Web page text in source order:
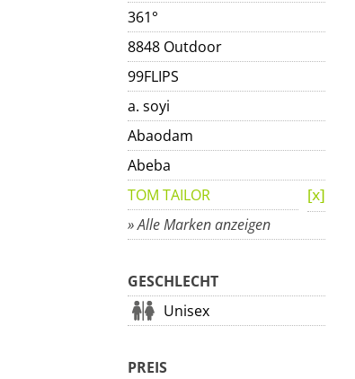
361°
8848 Outdoor
99FLIPS
a. soyi
Abaodam
Abeba
TOM TAILOR
» Alle Marken anzeigen
GESCHLECHT
Unisex
PREIS